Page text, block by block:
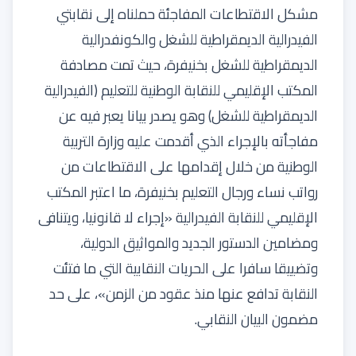
مشكل الاقتطاعات المفاجئة حملناه إلى نقابتي
الفيدرالية الديمقراطية للشغل والكونفدرالية
الديمقراطية للشغل بخنيفرة، حيث تمت مصادفة
المكتب الإقليمي للنقابة الوطنية للتعليم (الفيدرالية
الديمقراطية للشغل) وهو يصدر بيانا يعبر فيه عن
مفاجأته بالإجراء الذي أقدمت عليه وزارة التربية
الوطنية من خلال إقدامها على الاقتطاعات من
رواتب نساء ورجال التعليم بخنيفرة، ما اعتبر المكتب
الإقليمي للنقابة الفيدرالية «إجراء لا قانونيا، ويتنافى
ومضامين الدستور الجديد والمواثيق الدولية،
وتضييقا سافرا على الحريات النقابية التي ما فتئت
النقابة تدافع عنها منذ عقود من الزمن»، على حد
مضمون البيان النقابي.